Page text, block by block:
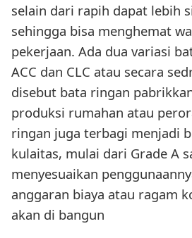
selain dari rapih dapat lebih
sehingga bisa menghemat
pekerjaan. Ada dua variasi
ACC dan CLC atau secara
disebut bata ringan
produksi rumahan atau
ringan juga terbagi menjadi
kulaitas, mulai dari Grade A
menyesuaikan
anggaran biaya atau ragam
akan di bangun